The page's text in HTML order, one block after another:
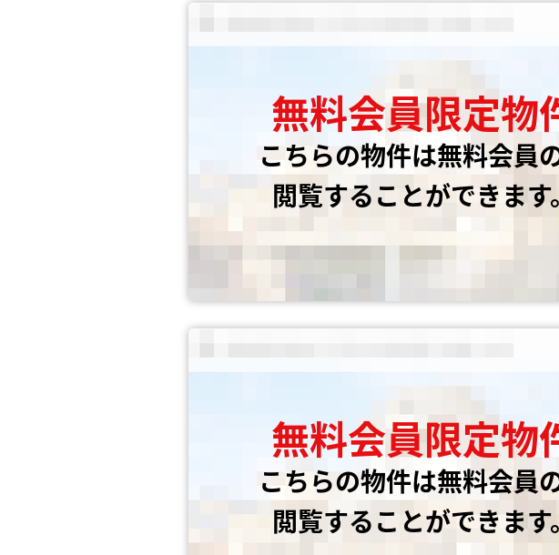
無料会員限定物
こちらの物件は無料会員
閲覧することができます。
無料会員限定物
こちらの物件は無料会員
閲覧することができます。